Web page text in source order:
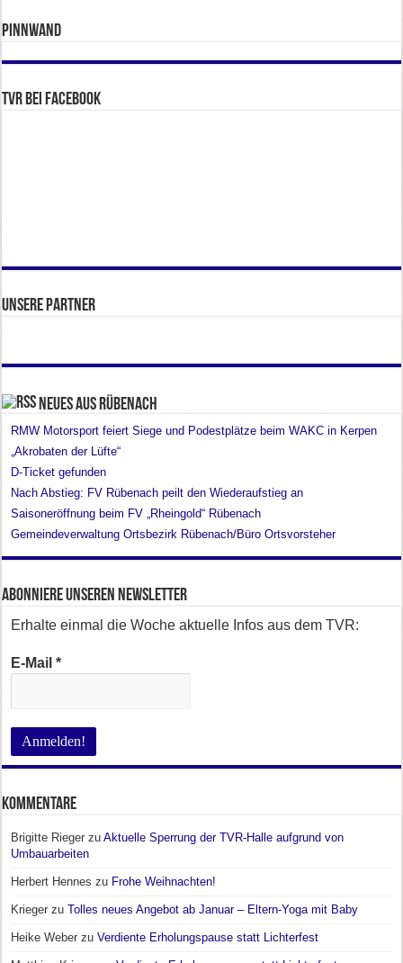
Pinnwand
TVR bei facebook
Unsere Partner
Neues aus Rübenach
RMW Motorsport feiert Siege und Podestplätze beim WAKC in Kerpen
„Akrobaten der Lüfte“
D-Ticket gefunden
Nach Abstieg: FV Rübenach peilt den Wiederaufstieg an
Saisoneröffnung beim FV „Rheingold“ Rübenach
Gemeindeverwaltung Ortsbezirk Rübenach/Büro Ortsvorsteher
Abonniere unseren Newsletter
Erhalte einmal die Woche aktuelle Infos aus dem TVR:
E-Mail*
Kommentare
Brigitte Rieger zuAktuelle Sperrung der TVR-Halle aufgrund von
Umbauarbeiten
Herbert Hennes zu Frohe Weihnachten!
Krieger zuTolles neues Angebot ab Januar – Eltern-Yoga mit Baby
Heike Weber zuVerdiente Erholungspause statt Lichterfest